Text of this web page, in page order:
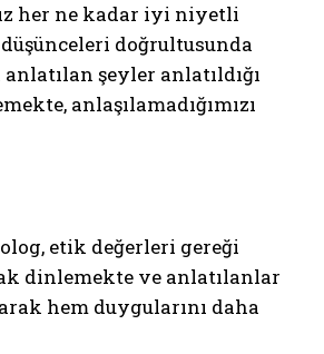
her ne kadar iyi niyetli
doğrultusunda
şeyler anlatıldığı
anlaşılamadığımızı
etik değerleri gereği
dinlemekte ve anlatılanlar
hem duygularını daha